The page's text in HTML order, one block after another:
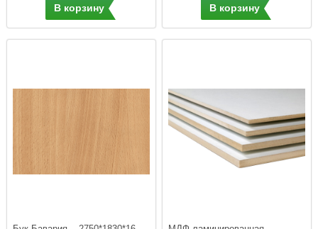
В корзину В корзину